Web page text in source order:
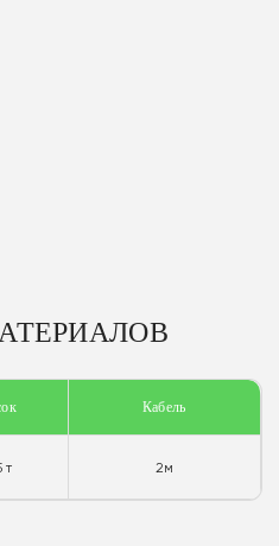
т
Кабель
2м